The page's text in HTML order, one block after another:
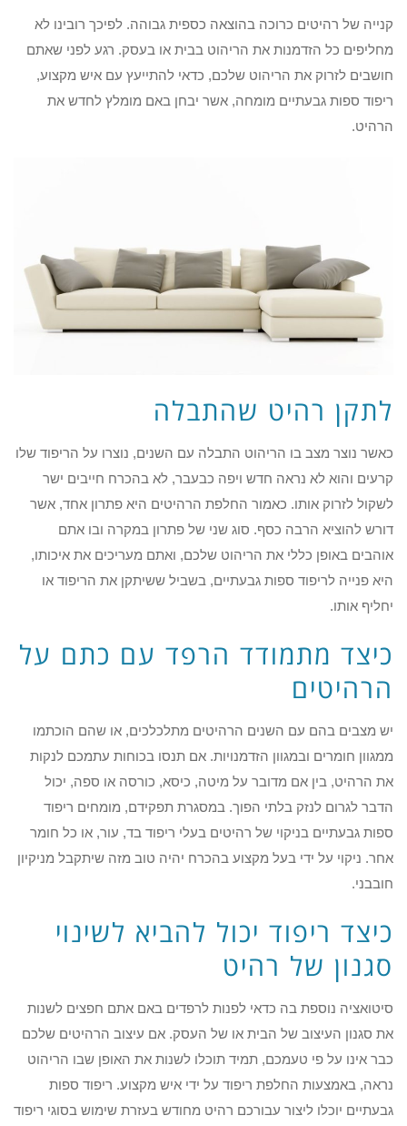
קנייה של רהיטים כרוכה בהוצאה כספית גבוהה. לפיכך רובינו לא
מחליפים כל הזדמנות את הריהוט בבית או בעסק. רגע לפני שאתם
חושבים לזרוק את הריהוט שלכם, כדאי להתייעץ עם איש מקצוע,
ריפוד ספות גבעתיים מומחה, אשר יבחן באם מומלץ לחדש את
הרהיט.
לתקן רהיט שהתבלה
כאשר נוצר מצב בו הריהוט התבלה עם השנים, נוצרו על הריפוד שלו
קרעים והוא לא נראה חדש ויפה כבעבר, לא בהכרח חייבים ישר
לשקול לזרוק אותו. כאמור החלפת הרהיטים היא פתרון אחד, אשר
דורש להוציא הרבה כסף. סוג שני של פתרון במקרה ובו אתם
אוהבים באופן כללי את הריהוט שלכם, ואתם מעריכים את איכותו,
היא פנייה לריפוד ספות גבעתיים, בשביל ששיתקן את הריפוד או
יחליף אותו.
כיצד מתמודד הרפד עם כתם על
הרהיטים
יש מצבים בהם עם השנים הרהיטים מתלכלכים, או שהם הוכתמו
ממגוון חומרים ובמגוון הזדמנויות. אם תנסו בכוחות עתמכם לנקות
את הרהיט, בין אם מדובר על מיטה, כיסא, כורסה או ספה, יכול
הדבר לגרום לנזק בלתי הפוך. במסגרת תפקידם, מומחים ריפוד
ספות גבעתיים בניקוי של רהיטים בעלי ריפוד בד, עור, או כל חומר
אחר. ניקוי על ידי בעל מקצוע בהכרח יהיה טוב מזה שיתקבל מניקיון
חובבני.
כיצד ריפוד יכול להביא לשינוי
סגנון של רהיט
סיטואציה נוספת בה כדאי לפנות לרפדים באם אתם חפצים לשנות
את סגנון העיצוב של הבית או של העסק. אם עיצוב הרהיטים שלכם
כבר אינו על פי טעמכם, תמיד תוכלו לשנות את האופן שבו הריהוט
נראה, באמצעות החלפת ריפוד על ידי איש מקצוע. ריפוד ספות
גבעתיים יוכלו ליצור עבורכם רהיט מחודש בעזרת שימוש בסוגי ריפוד